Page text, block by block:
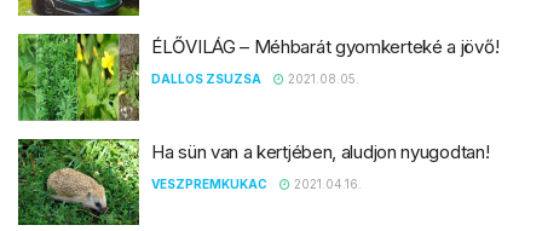
ÉLŐVILÁG – Méhbarát gyomkerteké a jövő!
DALLOS ZSUZSA 2021.08.05.
Ha sün van a kertjében, aludjon nyugodtan!
VESZPREMKUKAC 2021.04.16.